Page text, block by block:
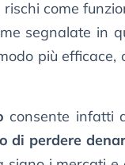
come
segnalate in
più
consente infatti
di perdere